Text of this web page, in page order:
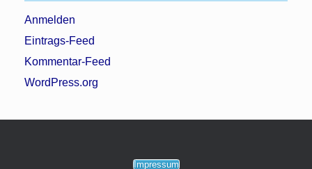
Anmelden
Eintrags-Feed
Kommentar-Feed
WordPress.org
Impressum